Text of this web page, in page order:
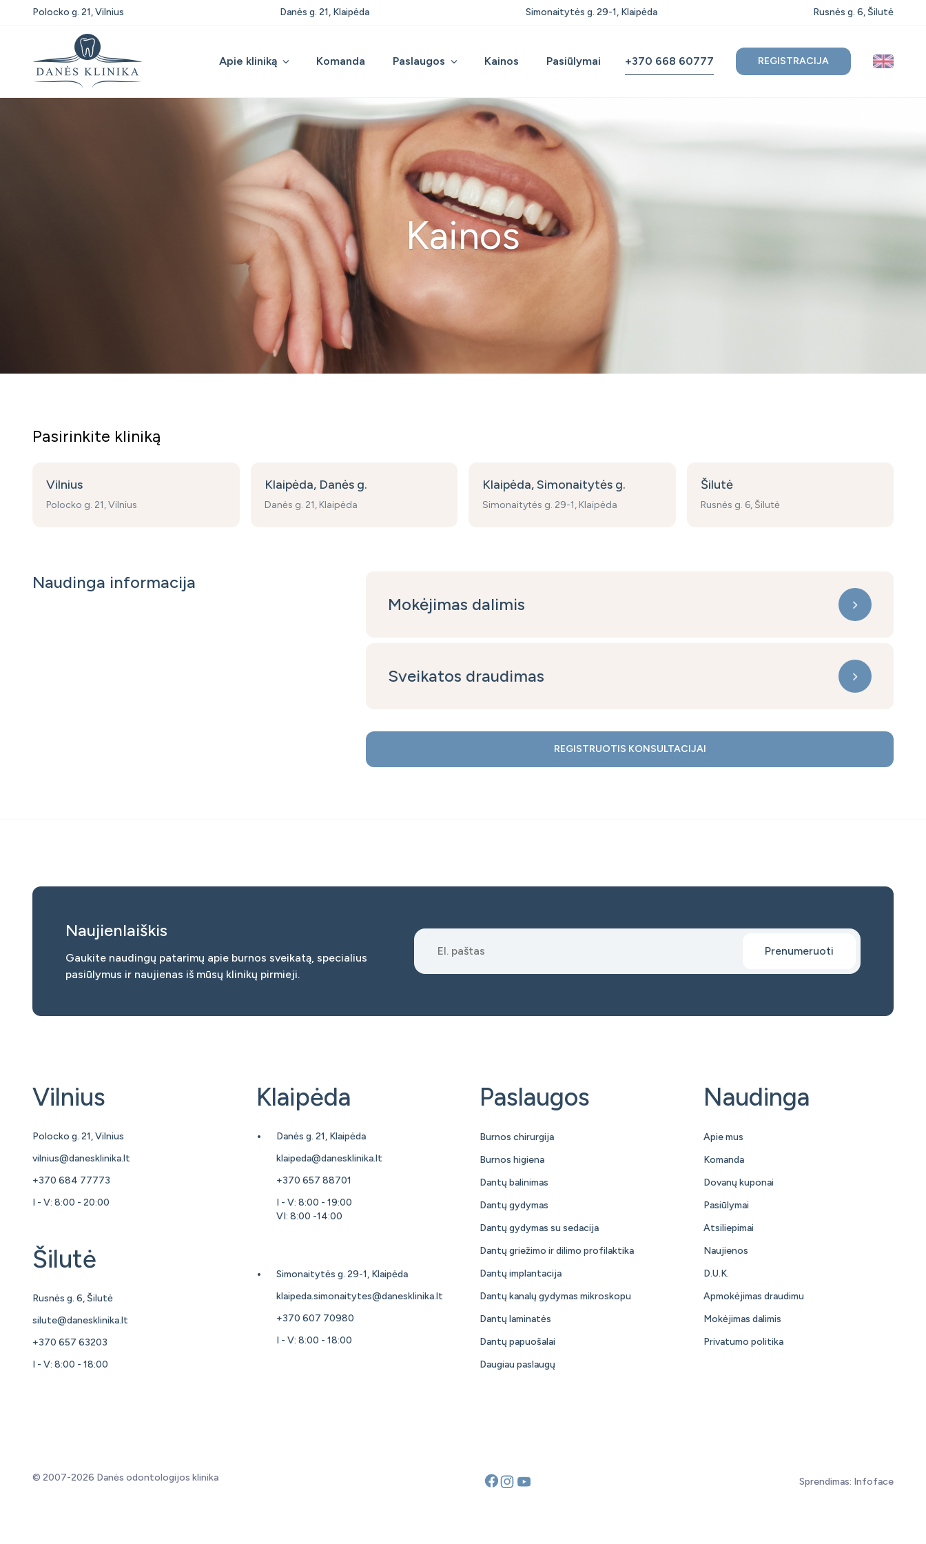
Polocko g. 21, Vilnius Danės g. 21, Klaipėda Simonaitytės g. 29-1, Klaipėda Rusnės g. 6, Šilutė
REGISTRACIJA
+370 668 60777
Apie kliniką Komanda Paslaugos Kainos Pasiūlymai
Kainos
Pasirinkite kliniką
Vilnius
Polocko g. 21, Vilnius
Klaipėda, Danės g.
Danės g. 21, Klaipėda
Klaipėda, Simonaitytės g.
Simonaitytės g. 29-1, Klaipėda
Šilutė
Rusnės g. 6, Šilutė
Naudinga informacija
Mokėjimas dalimis
Sveikatos draudimas
REGISTRUOTIS KONSULTACIJAI
Naujienlaiškis
Gaukite naudingų patarimų apie burnos sveikatą, specialius
pasiūlymus ir naujienas iš mūsų klinikų pirmieji.
Prenumeruoti
Vilnius
Polocko g. 21, Vilnius
vilnius@danesklinika.lt
+370 684 77773
I - V: 8:00 - 20:00
Šilutė
Rusnės g. 6, Šilutė
silute@danesklinika.lt
+370 657 63203
I - V: 8:00 - 18:00
Klaipėda
Danės g. 21, Klaipėda
klaipeda@danesklinika.lt
+370 657 88701
I - V: 8:00 - 19:00
VI: 8:00 -14:00
Simonaitytės g. 29-1, Klaipėda
klaipeda.simonaitytes@danesklinika.lt
+370 607 70980
I - V: 8:00 - 18:00
Paslaugos
Burnos chirurgija
Burnos higiena
Dantų balinimas
Dantų gydymas
Dantų gydymas su sedacija
Dantų griežimo ir dilimo profilaktika
Dantų implantacija
Dantų kanalų gydymas mikroskopu
Dantų laminatės
Dantų papuošalai
Daugiau paslaugų
Naudinga
Apie mus
Komanda
Dovanų kuponai
Pasiūlymai
Atsiliepimai
Naujienos
D.U.K.
Apmokėjimas draudimu
Mokėjimas dalimis
Privatumo politika
© 2007-2026 Danės odontologijos klinika Sprendimas: Infoface